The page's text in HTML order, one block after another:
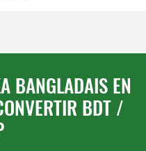
BANGLADAIS EN
BDT /